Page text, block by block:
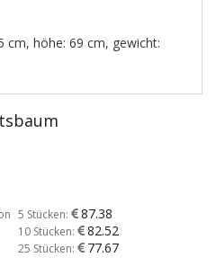
cm, höhe: 69 cm, gewicht:
5 Stücken: 87.38
10 Stücken: 82.52
25 Stücken: 77.67